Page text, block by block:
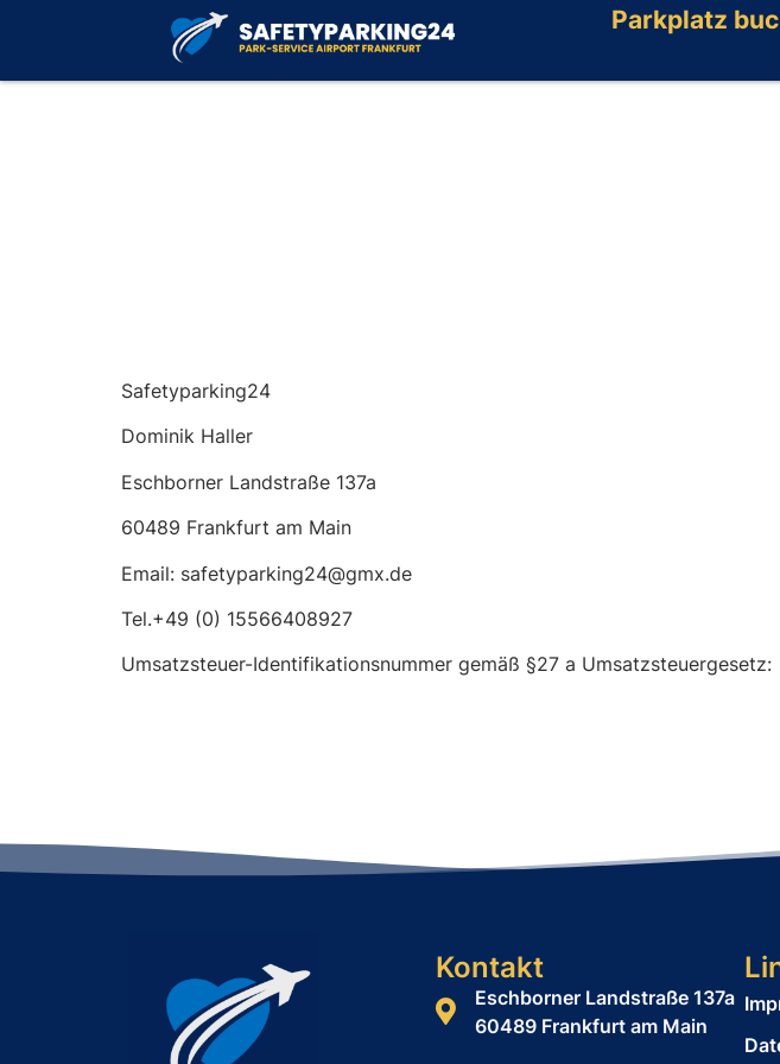
Parkplatz
Safetyparking24
Dominik Haller
Eschborner Landstraße 137a
60489 Frankfurt am Main
Email: safetyparking24@gmx.de
Tel.+49 (0) 15566408927
Umsatzsteuer-Identifikationsnummer gemäß §27 a Umsatzsteuergesetz:
Kontakt
Eschborner Landstraße 137a
60489 Frankfurt am Main